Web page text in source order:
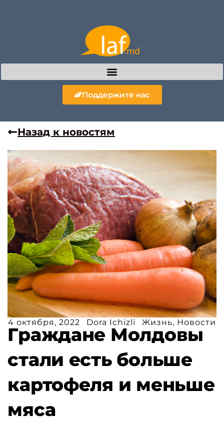
Поддержите нас
Назад к новостям
4 октября, 2022 Dora Ichizli Жизнь, Новости
Граждане Молдовы
стали есть больше
картофеля и меньше
мяса